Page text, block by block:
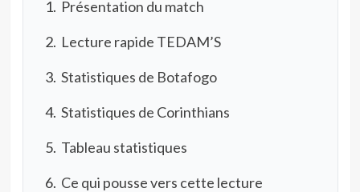
Présentation du match
Lecture rapide TEDAM’S
Statistiques de Botafogo
Statistiques de Corinthians
Tableau statistiques
Ce qui pousse vers cette lecture